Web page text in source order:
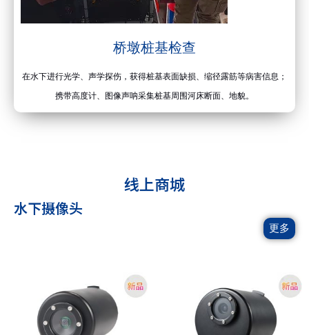
桥墩桩基检查
在水下进行光学、声学探伤，获得桩基表面缺损、缩径露筋等病害信息；
携带高度计、图像声呐采集桩基周围河床断面、地貌。
线上商城
水下摄像头
更多